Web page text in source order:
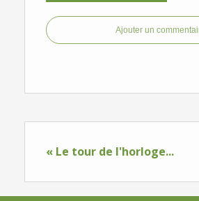
Ajouter un
« Le tour de l'horloge...